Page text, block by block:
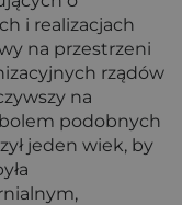
i realizacjach
na przestrzeni
rządów
na
podobnych
jeden wiek, by